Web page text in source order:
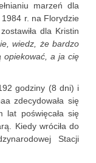
marzeń dla
r. na Florydzie
dla Kristin
wiedz, że bardzo
opiekować, a ja cię
godziny (8 dni) i
zdecydowała się
lat poświęcała się
Kiedy wróciła do
Stacji